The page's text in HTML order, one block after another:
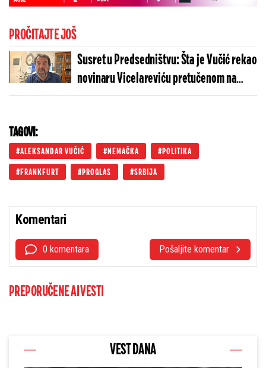
PROČITAJTE JOŠ
Susret u Predsedništvu: Šta je Vučić rekao
novinaru Vicelareviću pretučenom na
tribini Proglasa? (VIDEO)
TAGOVI:
ALEKSANDAR VUČIĆ NEMAČKA POLITIKA
FRANKFURT PROGLAS SRBIJA
Komentari
0 komentara Pošaljite komentar
PREPORUČENE AI VESTI
VEST DANA